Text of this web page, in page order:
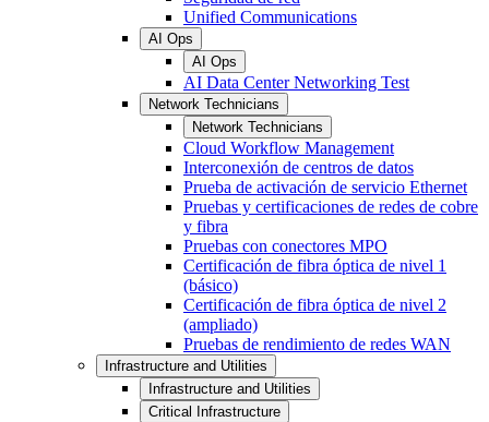
Unified Communications
AI Ops
AI Ops
AI Data Center Networking Test
Network Technicians
Network Technicians
Cloud Workflow Management
Interconexión de centros de datos
Prueba de activación de servicio Ethernet
Pruebas y certificaciones de redes de cobre
y fibra
Pruebas con conectores MPO
Certificación de fibra óptica de nivel 1
(básico)
Certificación de fibra óptica de nivel 2
(ampliado)
Pruebas de rendimiento de redes WAN
Infrastructure and Utilities
Infrastructure and Utilities
Critical Infrastructure